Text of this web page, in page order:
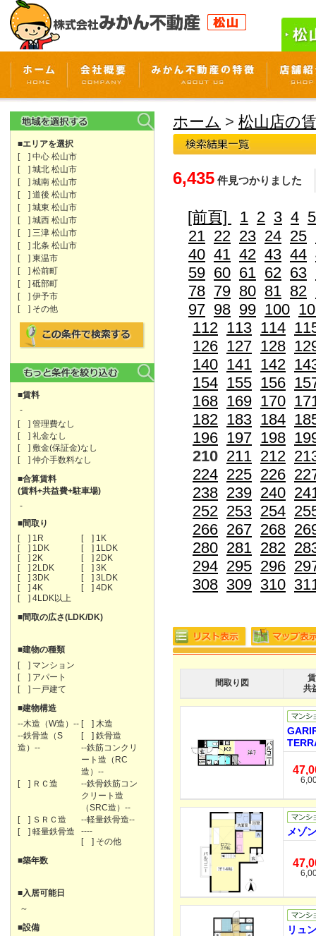
■エリアを選択
[ ] 中心 松山市
[ ] 城北 松山市
[ ] 城南 松山市
[ ] 道後 松山市
[ ] 城東 松山市
[ ] 城西 松山市
[ ] 三津 松山市
[ ] 北条 松山市
[ ] 東温市
[ ] 松前町
[ ] 砥部町
[ ] 伊予市
[ ] その他
■賃料
-
[ ] 管理費なし
[ ] 礼金なし
[ ] 敷金(保証金)なし
[ ] 仲介手数料なし
■合算賃料
(賃料+共益費+駐車場)
-
■間取り
[ ] 1R
[ ] 1K
[ ] 1DK
[ ] 1LDK
[ ] 2K
[ ] 2DK
[ ] 2LDK
[ ] 3K
[ ] 3DK
[ ] 3LDK
[ ] 4K
[ ] 4DK
[ ] 4LDK以上
■間取の広さ(LDK/DK)
■建物の種類
[ ] マンション
[ ] アパート
[ ] 一戸建て
■建物構造
--木造（W造）-- [ ] 木造
--鉄骨造（S
造）--
[ ] 鉄骨造
--鉄筋コンクリ
ート造（RC
造）--
[ ] ＲＣ造
--鉄骨鉄筋コン
クリート造
（SRC造）--
[ ] ＳＲＣ造
--軽量鉄骨造--
[ ] 軽量鉄骨造
----
[ ] その他
■築年数
■入居可能日
～
■設備
ホーム > 松山店の
6,435 件見つかりました
[前頁] 1 2 3 4 5
21 22 23 24 25
40 41 42 43 44
59 60 61 62 63
78 79 80 81 82
97 98 99 100
112 113 114
126 127 128
140 141 142
154 155 156
168 169 170
182 183 184
196 197 198
210 211 212
224 225 226
238 239 240
252 253 254
266 267 268
280 281 282
294 295 296
308 309 310
間取り図
共
メゾ
リュ